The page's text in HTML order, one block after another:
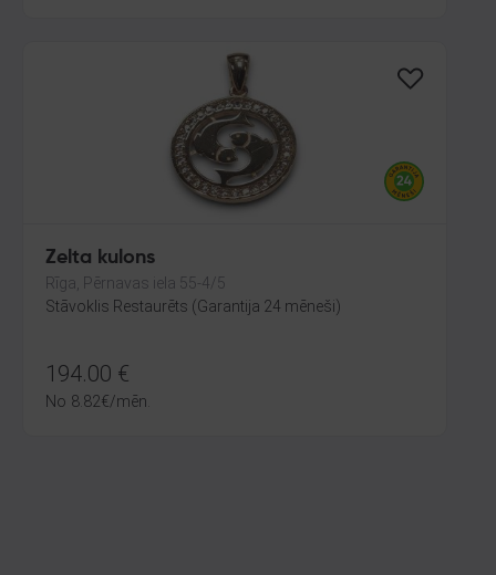
Zelta kulons
Rīga, Pērnavas iela 55-4/5
Stāvoklis Restaurēts (Garantija 24 mēneši)
194.00 €
No 8.82€/mēn.